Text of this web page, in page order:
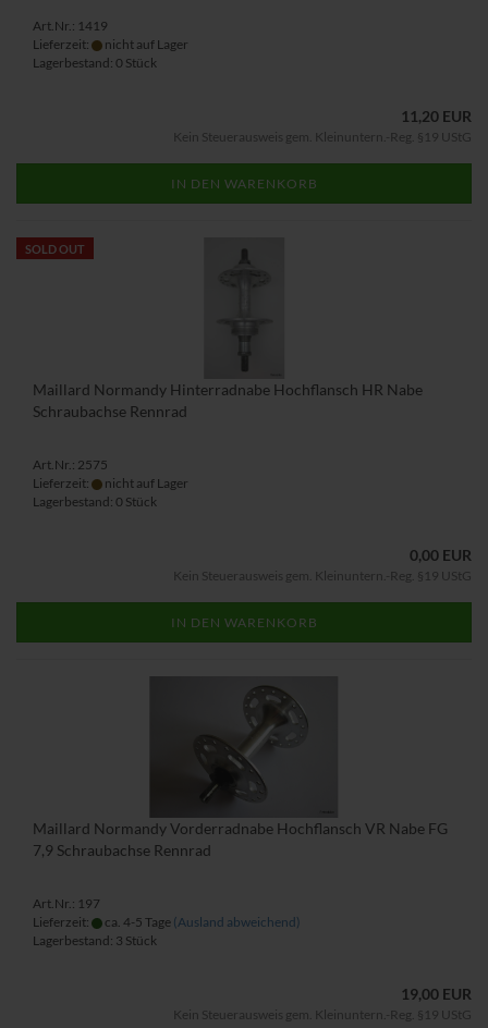
Art.Nr.: 1419
Lieferzeit:
nicht auf Lager
Lagerbestand: 0 Stück
11,20 EUR
Kein Steuerausweis gem. Kleinuntern.-Reg. §19 UStG
IN DEN WARENKORB
SOLD OUT
Maillard Normandy Hinterradnabe Hochflansch HR Nabe
Schraubachse Rennrad
Art.Nr.: 2575
Lieferzeit:
nicht auf Lager
Lagerbestand: 0 Stück
0,00 EUR
Kein Steuerausweis gem. Kleinuntern.-Reg. §19 UStG
IN DEN WARENKORB
Maillard Normandy Vorderradnabe Hochflansch VR Nabe FG
7,9 Schraubachse Rennrad
Art.Nr.: 197
Lieferzeit:
ca. 4-5 Tage (Ausland abweichend)
Lagerbestand: 3 Stück
19,00 EUR
Kein Steuerausweis gem. Kleinuntern.-Reg. §19 UStG